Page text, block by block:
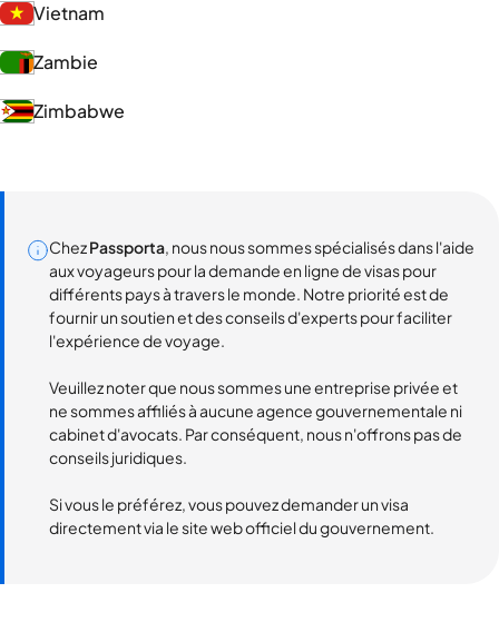
Vietnam
Zambie
Zimbabwe
ChezPassporta, nous nous sommes spécialisés dans l'aide
aux voyageurs pour la demande en ligne de visas pour
différents pays à travers le monde. Notre priorité est de
fournir un soutien et des conseils d'experts pour faciliter
l'expérience de voyage.
Veuillez noter que nous sommes une entreprise privée et
ne sommes affiliés à aucune agence gouvernementale ni
cabinet d'avocats. Par conséquent, nous n'offrons pas de
conseils juridiques.
Si vous le préférez, vous pouvez demander un visa
directement via le site web officiel du gouvernement.